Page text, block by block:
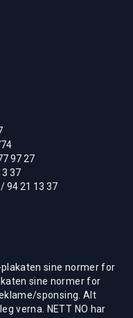
97 27
37
/ 94 21 13 37
plakaten sine normer for
sine normer for
sponsing. Alt
verna. NETT NO har